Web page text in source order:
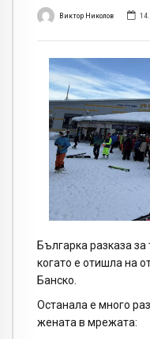
Виктор Николов
Българка разказа
когато е отишла на
Банско.
Останала е много
жената в мрежата: